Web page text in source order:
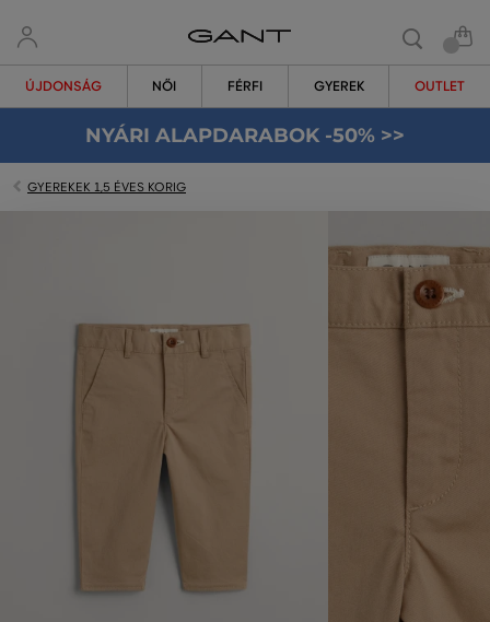
ÚJDONSÁG NŐI FÉRFI GYEREK OUTLET
NYÁRI ALAPDARABOK -50% >>
GYEREKEK 1,5 ÉVES KORIG